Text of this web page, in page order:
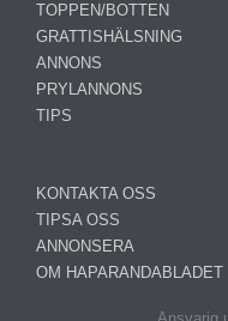
TOPPEN/BOTTEN
GRATTISHÄLSNING
ANNONS
PRYLANNONS
TIPS
KONTAKTA OSS
TIPSA OSS
ANNONSERA
OM HAPARANDABLADET